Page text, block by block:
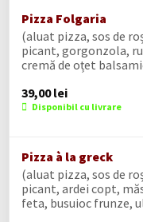
Pizza Folgaria
(aluat pizza, sos de
picant, gorgonzola,
cremă de oțet
39,00lei
Disponibil cu livrare
Pizza à la greck
(aluat pizza, sos de
picant, ardei copt,
feta, busuioc frunze,